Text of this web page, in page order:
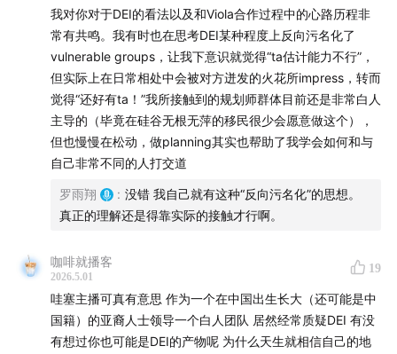
🎙讲故事的人
我对你对于DEI的看法以及和Viola合作过程中的心路历程非
常有共鸣。我有时也在思考DEI某种程度上反向污名化了
vulnerable groups，让我下意识就觉得“ta估计能力不行”，
但实际上在日常相处中会被对方迸发的火花所impress，转而
觉得“还好有ta！”我所接触到的规划师群体目前还是非常白人
主导的（毕竟在硅谷无根无萍的移民很少会愿意做这个），
但也慢慢在松动，做planning其实也帮助了我学会如何和与
自己非常不同的人打交道
罗雨翔 : 没错 我自己就有这种“反向污名化”的思想。
真正的理解还是得靠实际的接触才行啊。
咖啡就播客
2026.5.01
19
哇塞主播可真有意思 作为一个在中国出生长大（还可能是中
国籍）的亚裔人士领导一个白人团队 居然经常质疑DEI 有没
有想过你也可能是DEI的产物呢 为什么天生就相信自己的地